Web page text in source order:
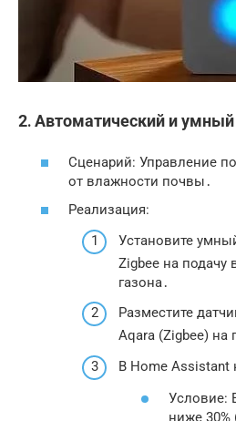
2․ Автоматический и
Сценарий: Управление
от влажности почвы․
Реализация:
Установите
Zigbee на подачу
газона․
Разместите
Aqara (Zigbee) на
В Home Assistant
Условие:
ниже 30%